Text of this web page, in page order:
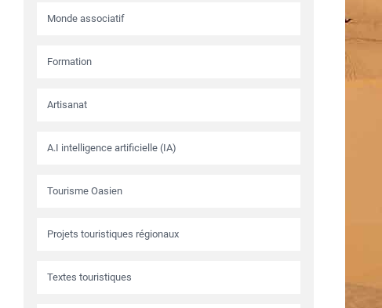
Monde associatif
Formation
Artisanat
A.I intelligence artificielle (IA)
Tourisme Oasien
Projets touristiques régionaux
Textes touristiques